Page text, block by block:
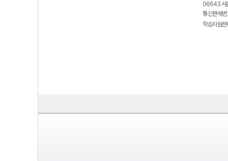
06643 서
통신판매
학습지원